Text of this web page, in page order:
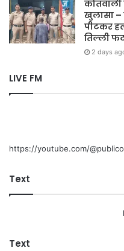
कोतवाली
खुलासा –
पीटकर
तिल्ली
2 days
LIVE FM
https://youtube.com/
Text
Text